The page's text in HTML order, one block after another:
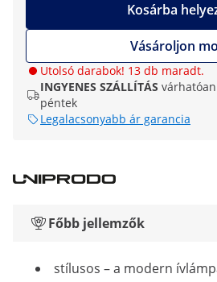
Kosárba
Vásároljon
Utolsó darabok! 13 db maradt.
INGYENES SZÁLLÍTÁS
péntek
Legalacsonyabb ár garancia
Főbb jellemzők
stílusos – a modern